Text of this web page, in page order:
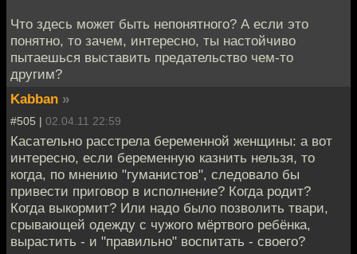
Что здесь может быть непонятного? А если это
понятно, то зачем, интересно, ты настойчиво
пытаешься выставить предательство чем-то
другим?
Kabban »
#505 | 02.04.11 22:59
Касательно расстрела беременной женщины: а вот
интересно, если беременную казнить нельзя, то
когда, по мнению "гуманистов", следовало бы
привести приговор в исполнение? Когда родит?
Когда выкормит? Или надо было позволить твари,
срывающей одежду с чужого мёртвого ребёнка,
вырастить - и "правильно" воспитать - своего?